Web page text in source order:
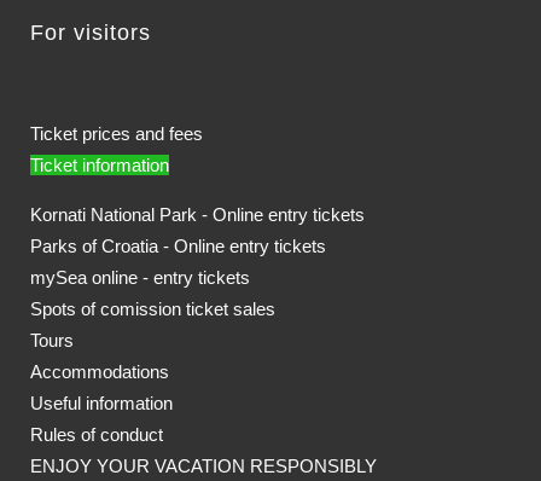
For visitors
Ticket prices and fees
Ticket information
Kornati National Park - Online entry tickets
Parks of Croatia - Online entry tickets
mySea online - entry tickets
Spots of comission ticket sales
Tours
Accommodations
Useful information
Rules of conduct
ENJOY YOUR VACATION RESPONSIBLY